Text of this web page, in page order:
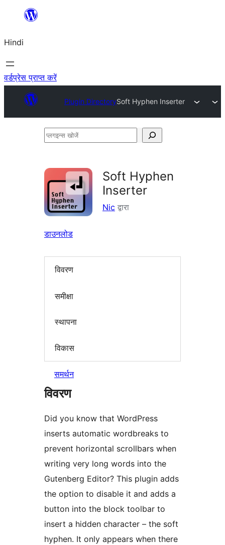
सामग्री
जाएं
Hindi
वर्डप्रेस प्राप्त करें
Plugin DirectorySoft Hyphen Inserter
प्लगइन्स
Soft Hyphen
Inserter
Nic द्वारा
डाउनलोड
विवरण
समीक्षा
स्थापना
विकास
समर्थन
विवरण
Did you know that WordPress
inserts automatic wordbreaks to
prevent horizontal scrollbars when
writing very long words into the
Gutenberg Editor? This plugin adds
the option to disable it and adds a
button into the block toolbar to
insert a hidden character – the soft
hyphen. It only appears when there